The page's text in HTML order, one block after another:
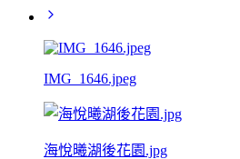
IMG_1646.jpeg
海悅曦湖後花園.jpg